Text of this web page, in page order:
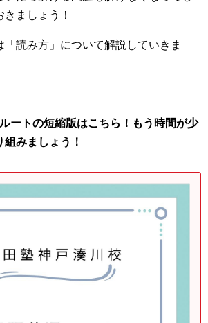
ましょう！
「読み方」について解説していきま
ートの短縮版はこちら！もう時間が少
みましょう！